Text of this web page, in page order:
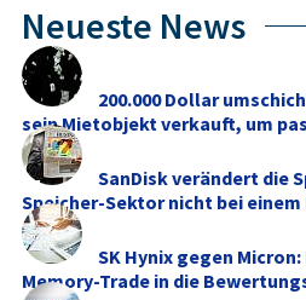
Neueste News
200.000 Dollar
sein Mietobjekt verkauft, um
SanDisk verändert die
Speicher-Sektor nicht bei einem
SK Hynix gegen
Memory‑Trade in die